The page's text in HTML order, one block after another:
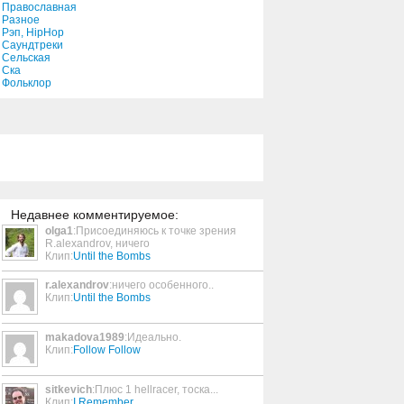
Swerve
4:01
Faint Sound of Surf
3:35
Rough-Housin'
4:09
Православная
Разное
Рэп, HipHop
Саундтреки
Сельская
Ска
Фольклор
Недавнее комментируемое:
olga1:Присоединяюсь к точке зрения
R.alexandrov, ничего
Клип:Until the Bombs
r.alexandrov:ничего особенного..
Клип:Until the Bombs
makadova1989:Идеально.
Клип: Follow Follow
sitkevich:Плюс 1 hellracer, тоска...